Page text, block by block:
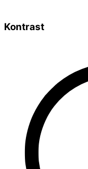
Kontrast